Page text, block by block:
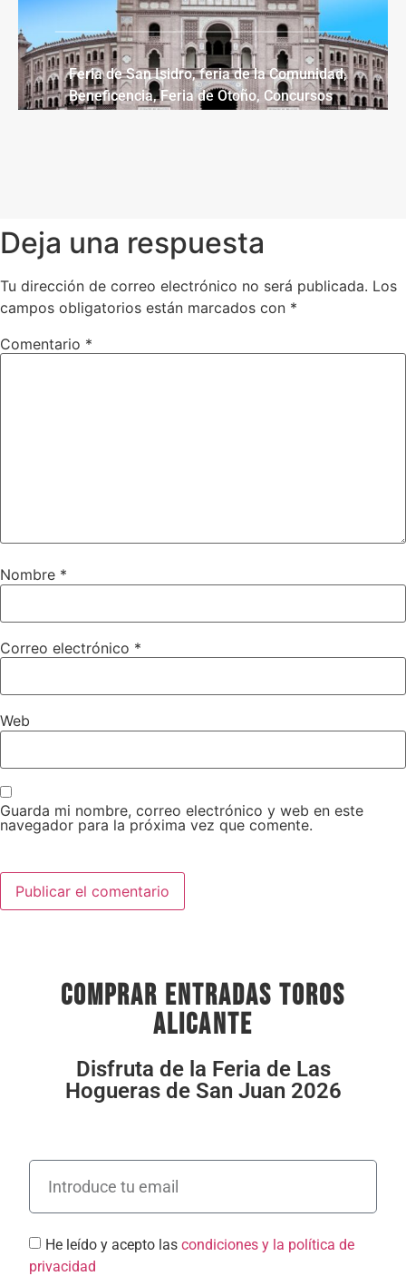
Feria de San Isidro, feria de la Comunidad,
Beneficencia, Feria de Otoño, Concursos
Deja una respuesta
Tu dirección de correo electrónico no será publicada. Los
campos obligatorios están marcados con *
Comentario *
Nombre *
Correo electrónico *
Web
Guarda mi nombre, correo electrónico y web en este
navegador para la próxima vez que comente.
comprar entradas toros
alicante
Disfruta de la Feria de Las
Hogueras de San Juan 2026
He leído y acepto las condiciones y la política de
privacidad